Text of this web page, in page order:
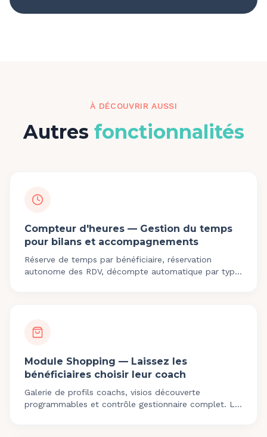
À DÉCOUVRIR AUSSI
Autres fonctionnalités
Compteur d'heures — Gestion du temps
pour bilans et accompagnements
Réserve de temps par bénéficiaire, réservation
autonome des RDV, décompte automatique par type
Module Shopping — Laissez les
bénéficiaires choisir leur coach
Galerie de profils coachs, visios découverte
programmables et contrôle gestionnaire complet. Le